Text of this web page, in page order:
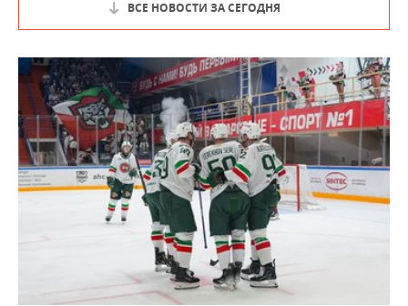
ВСЕ НОВОСТИ ЗА СЕГОДНЯ